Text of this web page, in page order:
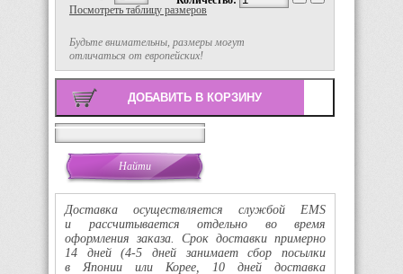
Будьте внимательны, размеры могут
отличаться от европейских!
Посмотреть таблицу размеров
Поиск
Доставка осуществляется службой EMS
и рассчитывается отдельно во время
оформления заказа. Срок доставки примерно
14 дней(4-5 дней занимает сбор посылки
в Японии или Корее, 10 дней доставка